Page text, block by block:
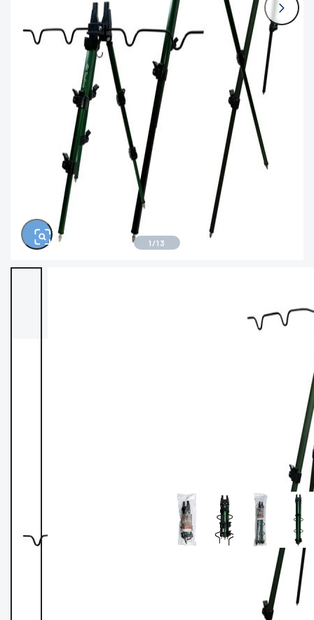
悪
著しく状態が悪いが使用はでき
るもの、改造品も含む
※ルアー、エギ、雑品、その他につきましては
ランク表記はございません。 状態は写真にてご
確認ください。
1 /13